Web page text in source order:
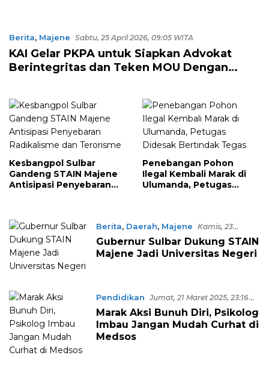
Berita, Majene Sabtu, 25 April 2026, 09:05 WITA
KAI Gelar PKPA untuk Siapkan Advokat
Berintegritas dan Teken MOU Dengan
Kesbangpol Sulbar
Gandeng STAIN Majene
Antisipasi Penyebaran
Penebangan Pohon
Ilegal Kembali Marak di
Ulumanda, Petugas
Berita, Daerah, Majene Kamis, 23
Oktober 2025, 17:43 WITA
Gubernur Sulbar Dukung STAIN
Majene Jadi Universitas Negeri
Pendidikan Jumat, 21 Maret 2025, 23:16
WITA
Marak Aksi Bunuh Diri, Psikolog
Imbau Jangan Mudah Curhat di
Medsos